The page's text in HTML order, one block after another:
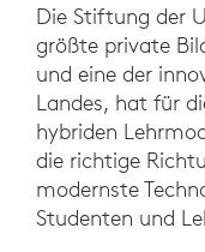
Die Stiftung der
größte private
und eine der
Landes, hat für
hybriden
die richtige
modernste
Studenten und